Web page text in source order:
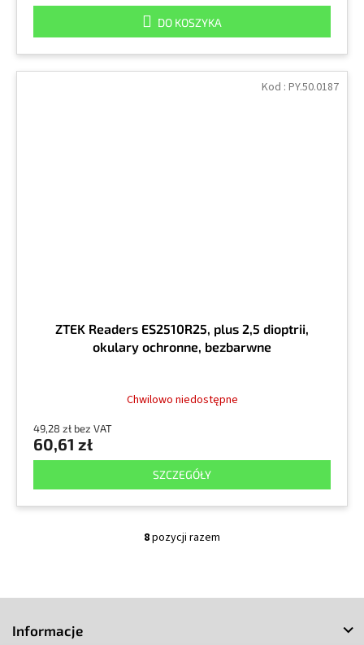
DO KOSZYKA
ZTEK Readers ES2510R25, plus 2,5 dioptrii,
okulary ochronne, bezbarwne
Chwilowo niedostępne
49,28 zł bez VAT
60,61 zł
SZCZEGÓŁY
Kod : PY.50.0187
K
8pozycji razem
Informacje